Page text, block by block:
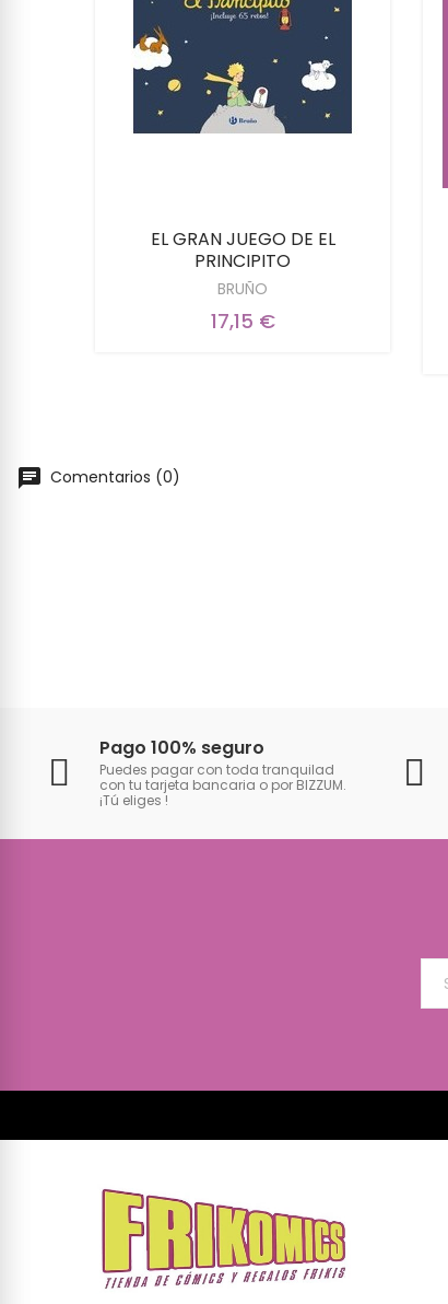
EL GRAN JUEGO DE EL
PRINCIPITO
BRUÑO
17,15 €
Comentarios (0)
Pago 100% seguro
Puedes pagar con toda tranquilad
con tu tarjeta bancaria o por BIZZUM.
¡Tú eliges !